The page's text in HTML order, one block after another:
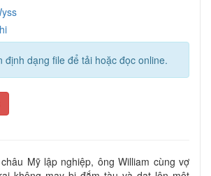
định dạng file để tải hoặc đọc online.
Mỹ lập nghiệp, ông William cùng vợ